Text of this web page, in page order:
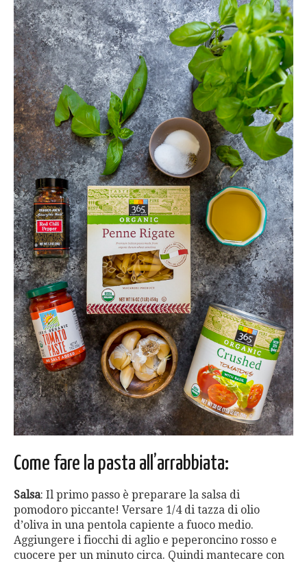
Come fare la pasta all’arrabbiata:
Salsa: Il primo passo è preparare la salsa di
pomodoro piccante! Versare 1/4 di tazza di olio
d’oliva in una pentola capiente a fuoco medio.
Aggiungere i fiocchi di aglio e peperoncino rosso e
cuocere per un minuto circa. Quindi mantecare con